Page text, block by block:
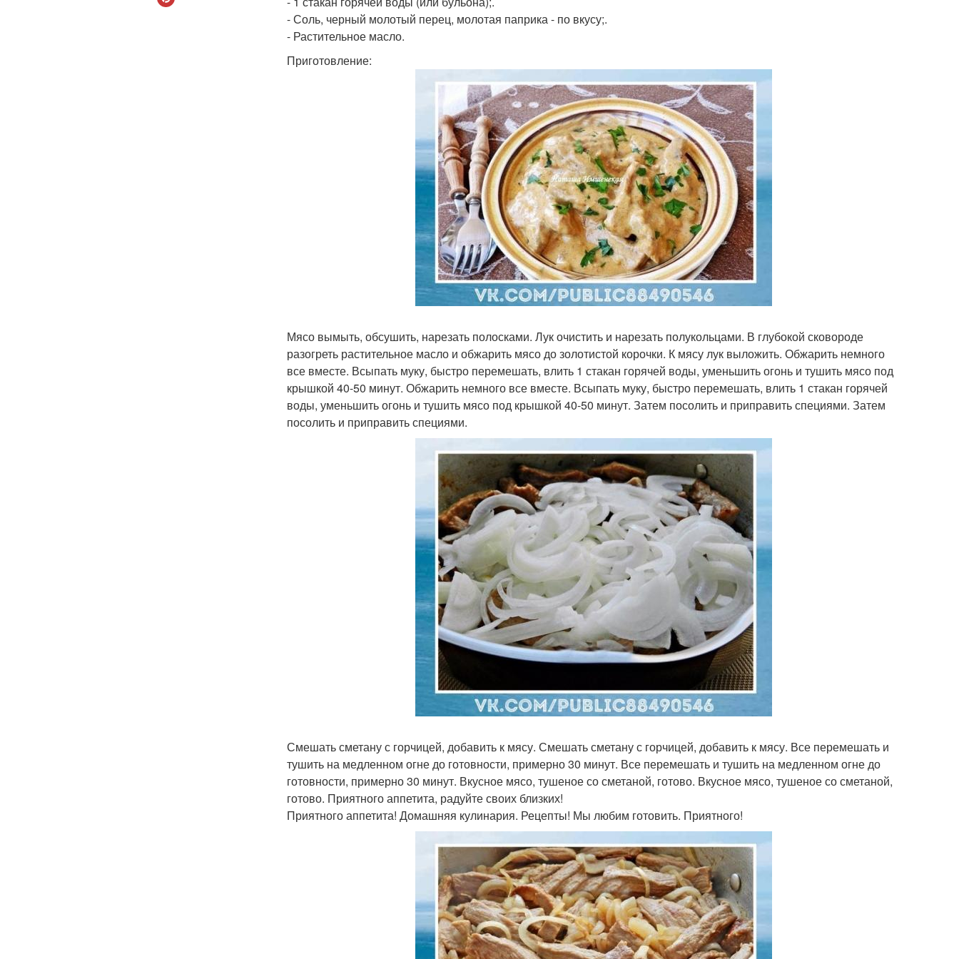
- Соль, черный молотый перец, молотая паприка - по вкусу;.
- Растительное масло.
Приготовление:
Мясо вымыть, обсушить, нарезать полосками. Лук очистить и нарезать полукольцами. В глубокой сковороде
разогреть растительное масло и обжарить мясо до золотистой корочки. К мясу лук выложить. Обжарить немного
все вместе. Всыпать муку, быстро перемешать, влить 1 стакан горячей воды, уменьшить огонь и тушить мясо под
крышкой 40-50 минут. Обжарить немного все вместе. Всыпать муку, быстро перемешать, влить 1 стакан горячей
воды, уменьшить огонь и тушить мясо под крышкой 40-50 минут. Затем посолить и приправить специями. Затем
посолить и приправить специями.
Смешать сметану с горчицей, добавить к мясу. Смешать сметану с горчицей, добавить к мясу. Все перемешать и
тушить на медленном огне до готовности, примерно 30 минут. Все перемешать и тушить на медленном огне до
готовности, примерно 30 минут. Вкусное мясо, тушеное со сметаной, готово. Вкусное мясо, тушеное со сметаной,
готово. Приятного аппетита, радуйте своих близких!
Приятного аппетита! Домашняя кулинария. Рецепты! Мы любим готовить. Приятного!